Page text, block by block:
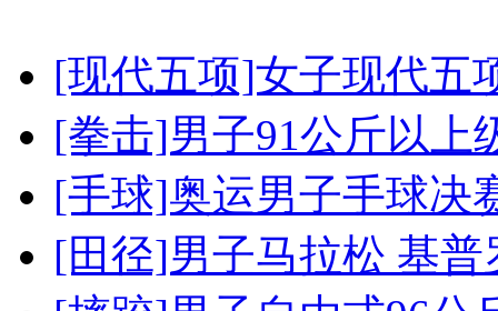
[现代五项]女子现代五
[拳击]男子91公斤以上
[手球]奥运男子手球决
[田径]男子马拉松 基